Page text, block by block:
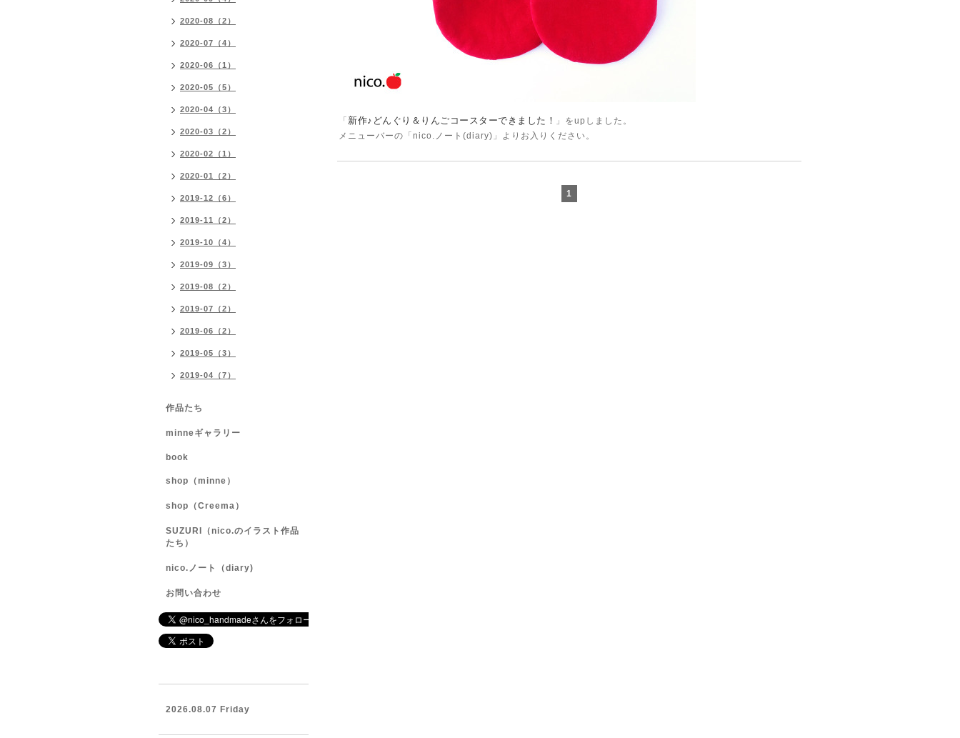
「 新作♪どんぐり＆りんごコースターできました！
」をupしました。
メニューバーの「nico.ノート(diary)」よりお入りください。
1
2020-08（2）
2020-07（4）
2020-06（1）
2020-05（5）
2020-04（3）
2020-03（2）
2020-02（1）
2020-01（2）
2019-12（6）
2019-11（2）
2019-10（4）
2019-09（3）
2019-08（2）
2019-07（2）
2019-06（2）
2019-05（3）
2019-04（7）
作品たち
minneギャラリー
book
shop（minne）
shop（Creema）
SUZURI（nico.のイラスト作品
たち）
nico.ノート（diary)
お問い合わせ
2026.08.07 Friday